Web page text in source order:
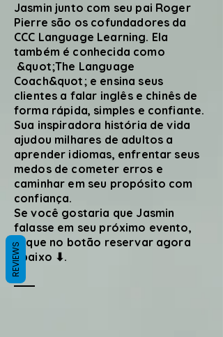
Jasmin junto com seu pai Roger
Pierre são os cofundadores da
CCC Language Learning. Ela
também é conhecida como
&quot;The Language
Coach&quot; e ensina seus
clientes a falar inglês e chinês de
forma rápida, simples e confiante.
Sua inspiradora história de vida
ajudou milhares de adultos a
aprender idiomas, enfrentar seus
medos de cometer erros e
caminhar em seu propósito com
confiança.
Se você gostaria que Jasmin
falasse em seu próximo evento,
clique no botão reservar agora
abaixo ⬇.
REVIEWS